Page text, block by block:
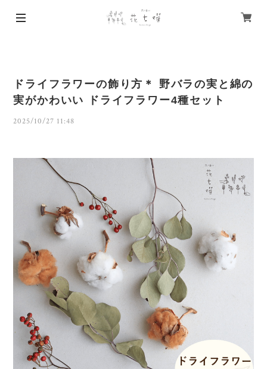
ドライフラワーの飾り方＊ 野バラの実と綿の
実がかわいい ドライフラワー4種セット
2025/10/27 11:48